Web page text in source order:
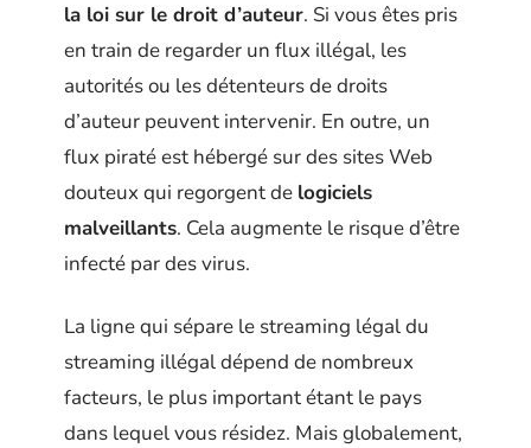
la loi sur le droit d’auteur. Si vous êtes pris
en train de regarder un flux illégal, les
autorités ou les détenteurs de droits
d’auteur peuvent intervenir. En outre, un
flux piraté est hébergé sur des sites Web
douteux qui regorgent de logiciels
malveillants. Cela augmente le risque d’être
infecté par des virus.
La ligne qui sépare le streaming légal du
streaming illégal dépend de nombreux
facteurs, le plus important étant le pays
dans lequel vous résidez. Mais globalement,